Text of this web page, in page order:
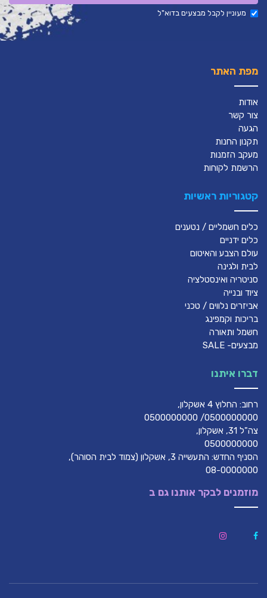
מעוניין לקבל מבצעים בדוא"ל
מפת האתר
אודות
צור קשר
הגעה
תקנון החנות
מעקב הזמנות
הרשמת לקוחות
קטגוריות ראשיות
כלים חשמליים / נטענים
כלים ידניים
עולם הצבע והאיטום
לבית ולגינה
סניטריה ואינסטלציה
ציוד ובנייה
אביזרים נלווים / טכני
בריכות וקמפינג
חשמל ותאורה
מבצעים- SALE
דברו איתנו
רחוב: החלוץ 4 אשקלון,
0500000000/ 0500000000
צה"ל 31, אשקלון,
0500000000
הסניף החדש: התעשייה 3, אשקלון (צמוד לבית הסוהר),
08-0000000
מוזמנים לבקר אותנו גם ב